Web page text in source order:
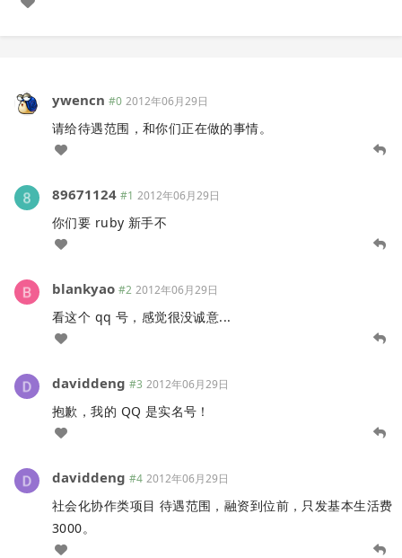
ywencn #0 2012年06月29日
请给待遇范围，和你们正在做的事情。
89671124 #1 2012年06月29日
你们要 ruby 新手不
blankyao #2 2012年06月29日
看这个 qq 号，感觉很没诚意...
daviddeng #3 2012年06月29日
抱歉，我的 QQ 是实名号！
daviddeng #4 2012年06月29日
社会化协作类项目 待遇范围，融资到位前，只发基本生活费
3000。